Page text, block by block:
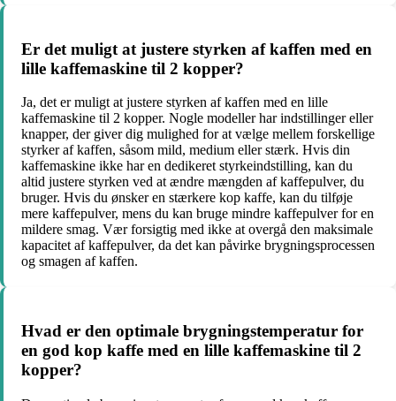
Er det muligt at justere styrken af kaffen med en
lille kaffemaskine til 2 kopper?
Ja, det er muligt at justere styrken af kaffen med en lille
kaffemaskine til 2 kopper. Nogle modeller har indstillinger eller
knapper, der giver dig mulighed for at vælge mellem forskellige
styrker af kaffen, såsom mild, medium eller stærk. Hvis din
kaffemaskine ikke har en dedikeret styrkeindstilling, kan du
altid justere styrken ved at ændre mængden af kaffepulver, du
bruger. Hvis du ønsker en stærkere kop kaffe, kan du tilføje
mere kaffepulver, mens du kan bruge mindre kaffepulver for en
mildere smag. Vær forsigtig med ikke at overgå den maksimale
kapacitet af kaffepulver, da det kan påvirke brygningsprocessen
og smagen af kaffen.
Hvad er den optimale brygningstemperatur for
en god kop kaffe med en lille kaffemaskine til 2
kopper?